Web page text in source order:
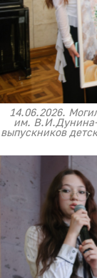
14.06.2026.
им.
выпускников